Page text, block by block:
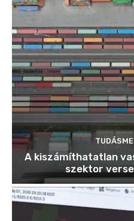
A kiszámíthatatlan
szektor